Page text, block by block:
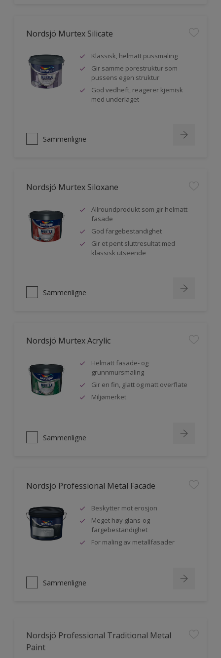
Nordsjö Murtex Silicate
Klassisk, helmatt pussmaling
Gir samme porestruktur som
pussens egen struktur
God vedheft, reagerer kjemisk
med underlaget
Sammenligne
Nordsjö Murtex Siloxane
Allroundprodukt som gir helmatt
fasade
God fargebestandighet
Gir et pent sluttresultat med
klassisk utseende
Sammenligne
Nordsjö Murtex Acrylic
Helmatt fasade- og
grunnmursmaling
Gir en fin, glatt og matt overflate
Miljømerket
Sammenligne
Nordsjö Professional Metal Facade
Beskytter mot erosjon
Meget høy glans-og
fargebestandighet
For maling av metallfasader
Sammenligne
Nordsjö Professional Traditional Metal
Paint